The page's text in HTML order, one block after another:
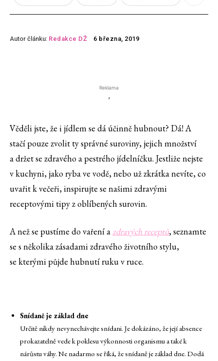
Autor článku: Redakce DŽ 6 března, 2019
Reklama
'
Věděli jste, že i jídlem se dá účinně hubnout? Dá! A
stačí pouze zvolit ty správné suroviny, jejich množství
a držet se zdravého a pestrého jídelníčku. Jestliže nejste
v kuchyni, jako ryba ve vodě, nebo už zkrátka nevíte, co
uvařit k večeři, inspirujte se našimi zdravými
receptovými tipy z oblíbených surovin.
A než se pustíme do vaření azdravých receptů, seznamte
se s několika zásadami zdravého životního stylu,
se kterými půjde hubnutí ruku v ruce.
Snídaně je základ dne
Určitě nikdy nevynechávejte snídani. Je dokázáno, že její absence
prokazatelně vede k poklesu výkonnosti organismu a také k
nárůstu váhy. Ne nadarmo se říká, že snídaně je základ dne. Dodá